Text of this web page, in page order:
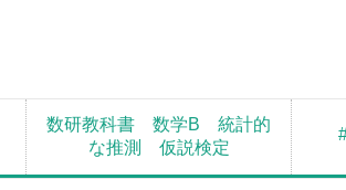
数研教科書 数学B 統計的
な推測 仮説検定